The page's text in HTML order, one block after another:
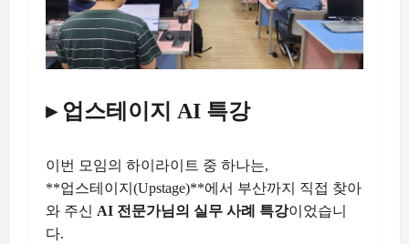
▸ 업스테이지 AI 특강
이번 모임의 하이라이트 중 하나는,
**업스테이지(Upstage)**에서 부산까지 직접 찾아
와 주신 AI 전문가님의 실무 사례 특강이었습니
다.